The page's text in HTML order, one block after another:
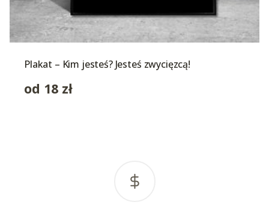
Plakat – Kim jesteś? Jesteś zwycięzcą!
od 18 zł